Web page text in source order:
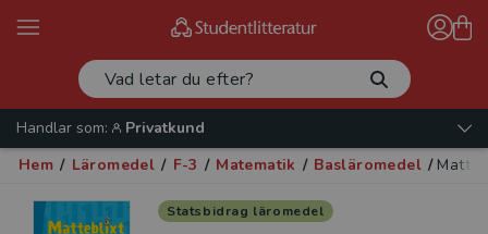
Handlar som:
Privatkund
Hem / Läromedel / F-3 / Matematik / Basläromedel /
Statsbidrag läromedel